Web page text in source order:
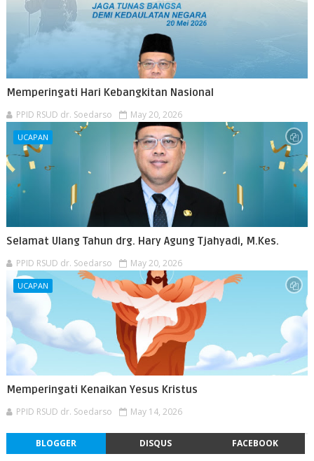
Memperingati Hari Kebangkitan Nasional
PPID RSUD dr. Soedarso May 20, 2026
UCAPAN
Selamat Ulang Tahun drg. Hary Agung Tjahyadi, M.Kes.
PPID RSUD dr. Soedarso May 20, 2026
UCAPAN
Memperingati Kenaikan Yesus Kristus
PPID RSUD dr. Soedarso May 14, 2026
BLOGGER DISQUS FACEBOOK